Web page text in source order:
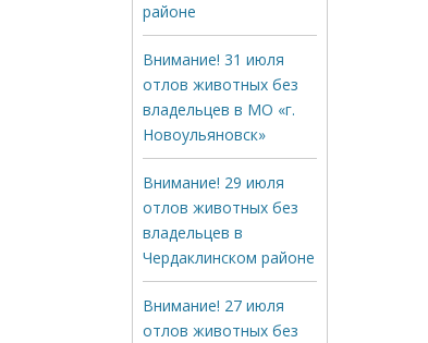
районе
Внимание! 31 июля
отлов животных без
владельцев в МО «г.
Новоульяновск»
Внимание! 29 июля
отлов животных без
владельцев в
Чердаклинском районе
Внимание! 27 июля
отлов животных без